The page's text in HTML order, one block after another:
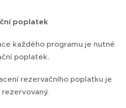
poplatek
každého programu je nutné
poplatek.
rezervačního poplatku je